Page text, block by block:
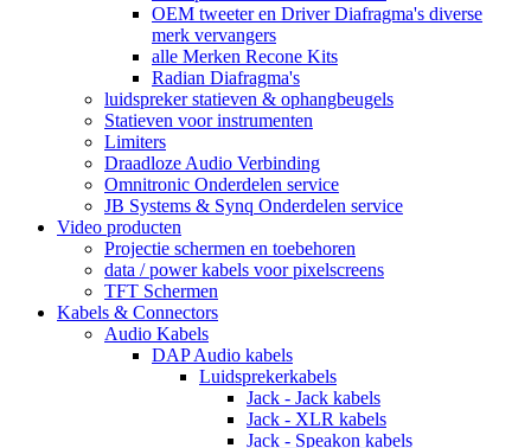
OEM tweeter en Driver Diafragma's diverse
merk vervangers
alle Merken Recone Kits
Radian Diafragma's
luidspreker statieven & ophangbeugels
Statieven voor instrumenten
Limiters
Draadloze Audio Verbinding
Omnitronic Onderdelen service
JB Systems & Synq Onderdelen service
Video producten
Projectie schermen en toebehoren
data / power kabels voor pixelscreens
TFT Schermen
Kabels & Connectors
Audio Kabels
DAP Audio kabels
Luidsprekerkabels
Jack - Jack kabels
Jack - XLR kabels
Jack - Speakon kabels